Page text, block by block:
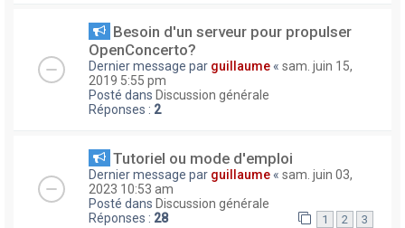
Besoin d'un serveur pour propulser
OpenConcerto?
Dernier message par guillaume « sam. juin 15,
2019 5:55 pm
Posté dans Discussion générale
Réponses : 2
Tutoriel ou mode d'emploi
Dernier message par guillaume « sam. juin 03,
2023 10:53 am
Posté dans Discussion générale
Réponses : 28 1 2 3